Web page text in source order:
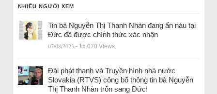
NHIỀU NGƯỜI XEM
Tin bà Nguyễn Thị Thanh Nhàn đang ẩn náu tại
Đức đã được chính thức xác nhận
07/08/2023 - 15.070 Views
Đài phát thanh và Truyền hình nhà nước
Slovakia (RTVS) công bố thông tin bà Nguyễn
Thị Thanh Nhàn trốn sang Đức!